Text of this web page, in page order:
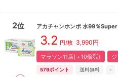
2位 アカチャンホンポ 水99％Super
3.2 円/枚 3,990円
マラソン11店(＋10倍㌽)
579ポイント 送料無料 -